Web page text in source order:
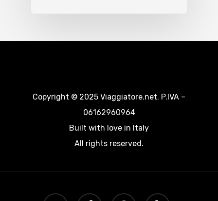
Copyright © 2025 Viaggiatore.net. P.IVA –
06162960964
Built with love in Italy
All rights reserved.
twitter facebook google- yelp